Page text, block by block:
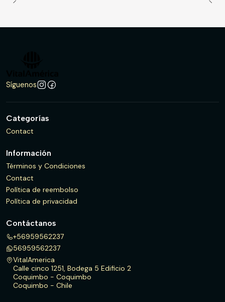
Síguenos
Categorías
Contact
Información
Términos y Condiciones
Contact
Política de reembolso
Política de privacidad
Contáctanos
+56959562237
56959562237
VitalAmerica
Calle cinco 1251, Bodega 5 Edificio 2
Coquimbo - Coquimbo
Coquimbo - Chile